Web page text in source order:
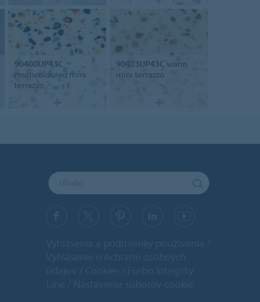
90400UP43C
multicoloured mini
terrazzo
90403UP43C warm
mini terrazzo